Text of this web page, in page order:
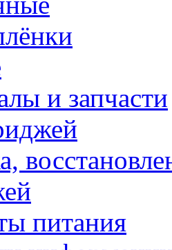
и запчасти
питания